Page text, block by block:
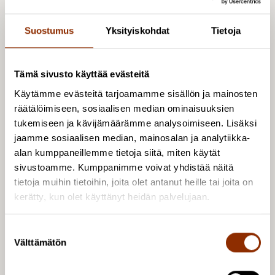
Suostumus Yksityiskohdat Tietoja
Tämä sivusto käyttää evästeitä
Käytämme evästeitä tarjoamamme sisällön ja mainosten
räätälöimiseen, sosiaalisen median ominaisuuksien
tukemiseen ja kävijämäärämme analysoimiseen. Lisäksi
jaamme sosiaalisen median, mainosalan ja analytiikka-
alan kumppaneillemme tietoja siitä, miten käytät
sivustoamme. Kumppanimme voivat yhdistää näitä
tietoja muihin tietoihin, joita olet antanut heille tai joita on
kerätty, kun olet käyttänyt heidän palvelujaan.
Välttämätön
verkkojulkaisuja 65. Kulttuuripolitiikan
Kulttuuripolitiikan tutkimuskeskus Cuporessa
vuonna 2018 käynnistynyt tutkimushanke on osa
OrnamonkoordinoimaaTaide käyttöön –
Ratkaisumalleja taiteen yhdistämiseksi
rakentamiseen -yhteishanketta(ESR, Luovaa
osaamista -hanke 2018–2020).
Lue lisää tutkimushankkeesta